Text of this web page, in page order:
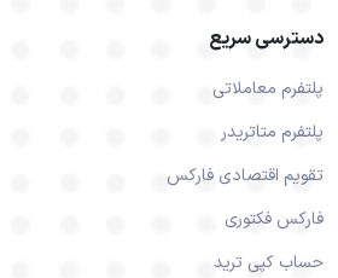
دسترسی سریع
پلتفرم معاملاتی
پلتفرم متاتریدر
تقویم اقتصادی فارکس
فارکس فکتوری
حساب کپی ترید